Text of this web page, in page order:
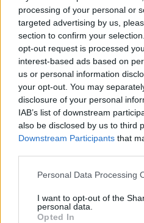
processing of your personal or
targeted advertising by us,
section to confirm your
opt-out request is processed
interest-based ads based on
us or personal information
your opt-out. You may
disclosure of your personal
IAB’s list of downstream
also be disclosed by us to third
Downstream Participants that
Personal Data Processing
I want to opt-out of the
personal data.
Opted In